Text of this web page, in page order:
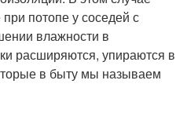
потопе у соседей с
влажности в
расширяются, упираются в
в быту мы называем